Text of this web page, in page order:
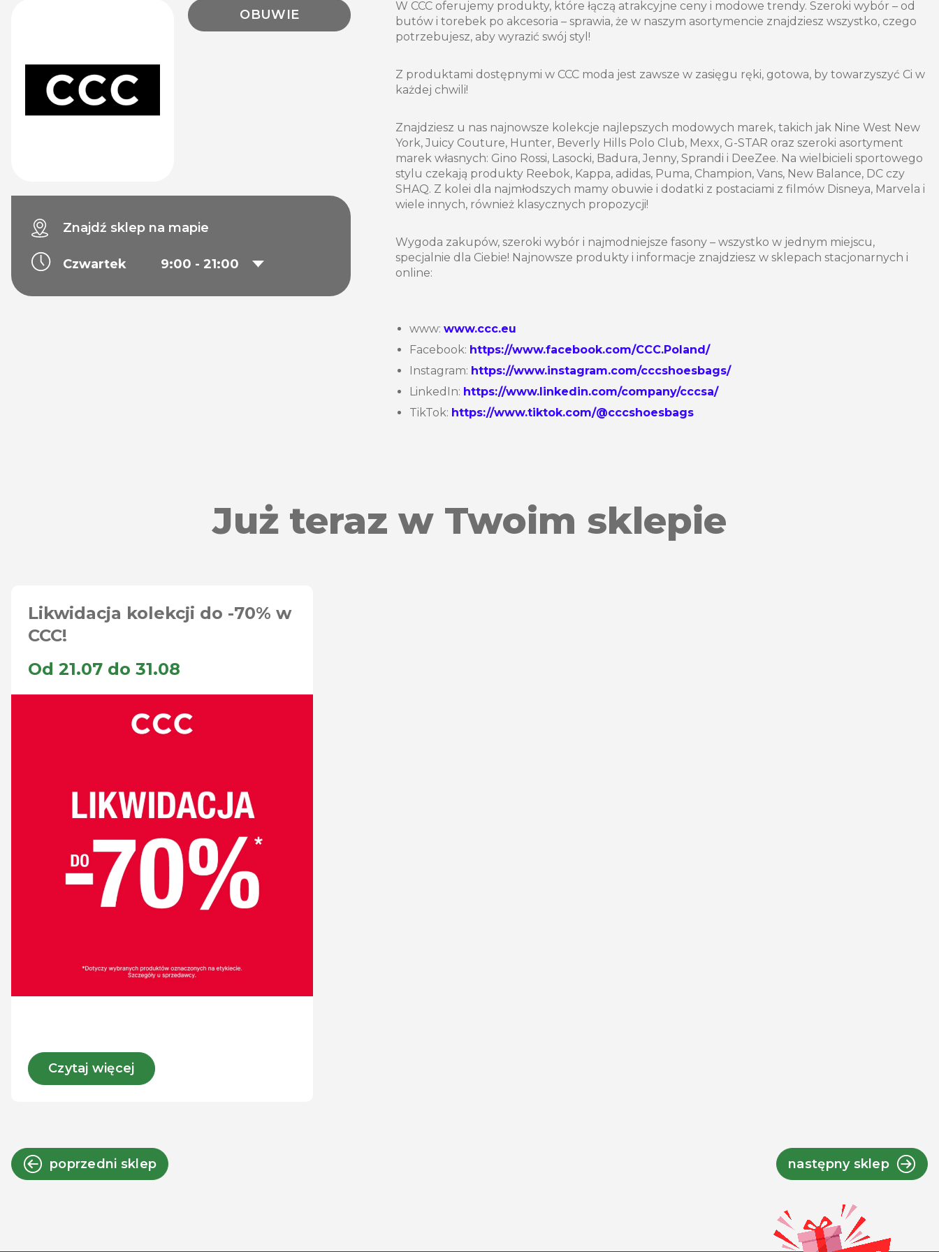
OBUWIE
Znajdź sklep na mapie
Czwartek 9:00 - 21:00
W CCC oferujemy produkty, które łączą atrakcyjne ceny i modowe trendy. Szeroki wybór – od
butów i torebek po akcesoria – sprawia, że w naszym asortymencie znajdziesz wszystko, czego
potrzebujesz, aby wyrazić swój styl!
Z produktami dostępnymi w CCC moda jest zawsze w zasięgu ręki, gotowa, by towarzyszyć Ci w
każdej chwili!
Znajdziesz u nas najnowsze kolekcje najlepszych modowych marek, takich jak Nine West New
York, Juicy Couture, Hunter, Beverly Hills Polo Club, Mexx, G-STAR oraz szeroki asortyment
marek własnych: Gino Rossi, Lasocki, Badura, Jenny, Sprandi i DeeZee. Na wielbicieli sportowego
stylu czekają produkty Reebok, Kappa, adidas, Puma, Champion, Vans, New Balance, DC czy
SHAQ. Z kolei dla najmłodszych mamy obuwie i dodatki z postaciami z filmów Disneya, Marvela i
wiele innych, również klasycznych propozycji!
Wygoda zakupów, szeroki wybór i najmodniejsze fasony – wszystko w jednym miejscu,
specjalnie dla Ciebie! Najnowsze produkty i informacje znajdziesz w sklepach stacjonarnych i
online:
www:www.ccc.eu
Facebook: https://www.facebook.com/CCC.Poland/
Instagram: https://www.instagram.com/cccshoesbags/
LinkedIn: https://www.linkedin.com/company/cccsa/
TikTok: https://www.tiktok.com/@cccshoesbags
Już teraz w Twoim sklepie
Likwidacja kolekcji do -70% w
CCC!
Od 21.07 do 31.08
Czytaj więcej
poprzedni sklep następny sklep